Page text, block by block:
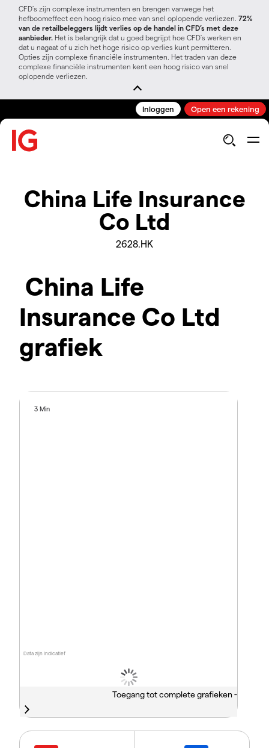
CFD’s zijn complexe instrumenten en brengen vanwege het
hefboomeffect een hoog risico mee van snel oplopende verliezen. 72%
van de retailbeleggers lijdt verlies op de handel in CFD’s met deze
aanbieder. Het is belangrijk dat u goed begrijpt hoe CFD's werken en
dat u nagaat of u zich het hoge risico op verlies kunt permitteren.
Opties zijn complexe financiële instrumenten. Het traden van deze
complexe financiële instrumenten kent een hoog risico van snel
oplopende verliezen.
Inloggen Open een rekening
China Life Insurance
Co Ltd
2628.HK
China Life
Insurance Co Ltd
grafiek
Data zijn indicatief
3 Min
Toegang tot complete grafieken -